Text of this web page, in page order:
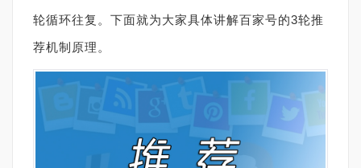
轮循环往复。下面就为大家具体讲解百家号的3轮推
荐机制原理。